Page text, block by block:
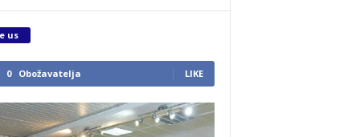
us
0 Obožavatelja LIKE